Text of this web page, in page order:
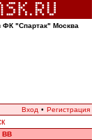
"Спартак" Москва
Вход • Регистрация
ВВ